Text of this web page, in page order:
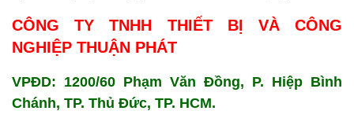
CÔNG TY TNHH THIẾT BỊ VÀ CÔNG
NGHIỆP THUẬN PHÁT
VPĐD: 1200/60 Phạm Văn Đồng, P. Hiệp Bình
Chánh, TP. Thủ Đức, TP. HCM.